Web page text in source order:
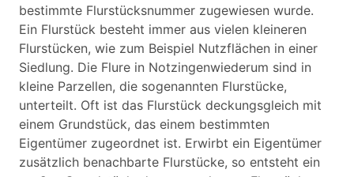
bestimmte Flurstücksnummer zugewiesen wurde.
Ein Flurstück besteht immer aus vielen kleineren
Flurstücken, wie zum Beispiel Nutzflächen in einer
Siedlung. Die Flure in Notzingenwiederum sind in
kleine Parzellen, die sogenannten Flurstücke,
unterteilt. Oft ist das Flurstück deckungsgleich mit
einem Grundstück, das einem bestimmten
Eigentümer zugeordnet ist. Erwirbt ein Eigentümer
zusätzlich benachbarte Flurstücke, so entsteht ein